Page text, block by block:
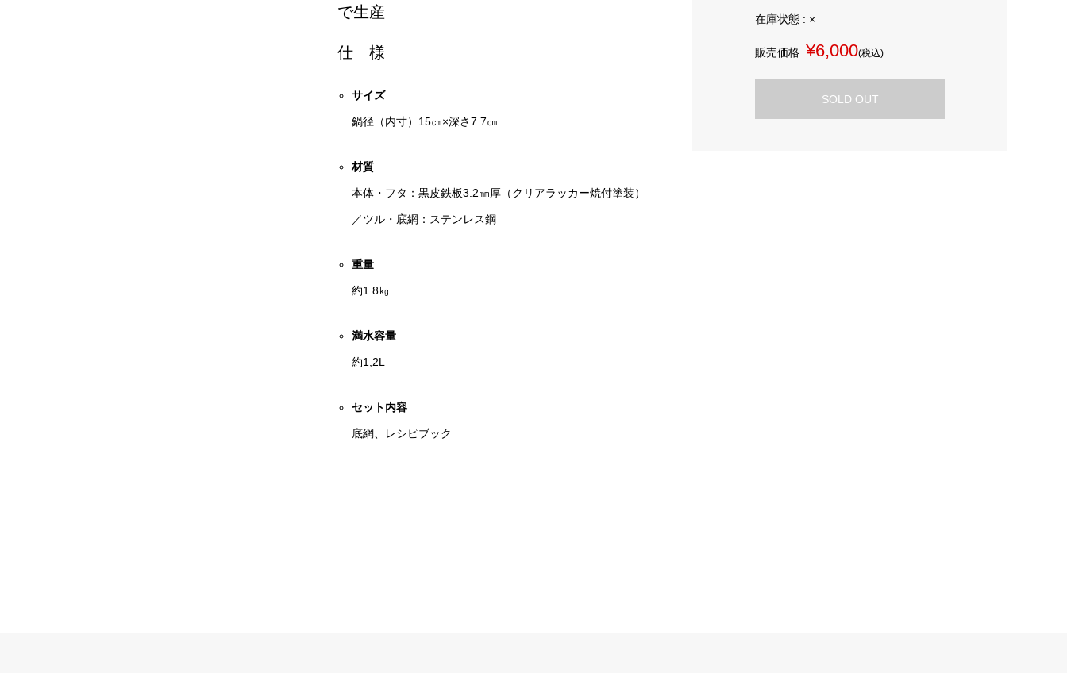
で生産
仕 様
サイズ
鍋径（内寸）15㎝×深さ7.7㎝
材質
本体・フタ：黒皮鉄板3.2㎜厚（クリアラッカー焼付塗装）
／ツル・底網：ステンレス鋼
重量
約1.8㎏
満水容量
約1,2L
セット内容
底網、レシピブック
在庫状態 : ×
販売価格 ¥6,000(税込)
SOLD OUT